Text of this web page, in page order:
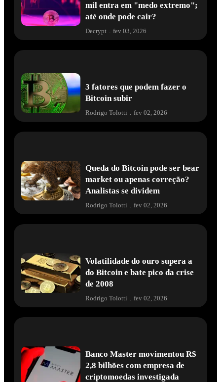
mil entra em "medo extremo";
até onde pode cair?
Decrypt . fev 03, 2026
3 fatores que podem fazer o
Bitcoin subir
Rodrigo Tolotti fev 02, 2026
Queda do Bitcoin pode ser bear
market ou apenas correção?
Analistas se dividem
Rodrigo Tolotti . fev 02, 2026
Volatilidade do ouro supera a
do Bitcoin e bate pico da crise
de 2008
Rodrigo Tolotti . fev 02, 2026
Banco Master movimentou R$
2,8 bilhões com empresa de
criptomoedas investigada